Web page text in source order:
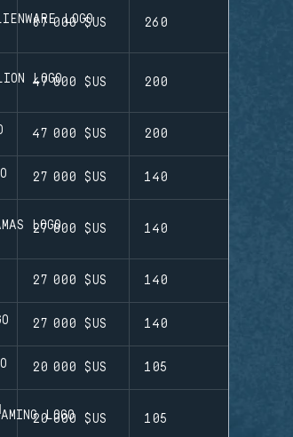
87 000 $US 260
47 000 $US 200
47 000 $US 200
27 000 $US 140
27 000 $US 140
27 000 $US 140
27 000 $US 140
20 000 $US 105
20 000 $US 105